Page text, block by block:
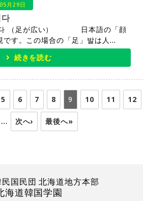
月29日
다 （足が広い） 日本語の「顔
す。この場合の「足」발は人...
続きを読む
5 6 7 8 9 10 11 12
… 次へ› 最後へ»
国民団 北海道地方本部
海道韓国学園